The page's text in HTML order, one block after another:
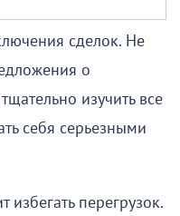
сделок. Не
о
изучить все
себя серьезными
избегать перегрузок.